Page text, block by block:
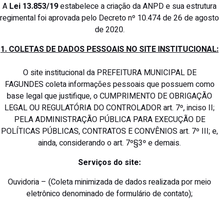
A Lei 13.853/19estabelece a criação da ANPD e sua estrutura
regimental foi aprovada pelo Decreto nº 10.474 de 26 de agosto
de 2020.
1. COLETAS DE DADOS PESSOAIS NO SITE INSTITUCIONAL:
O site institucional da PREFEITURA MUNICIPAL DE
FAGUNDES coleta informações pessoais que possuem como
base legal que justifique, o CUMPRIMENTO DE OBRIGAÇÃO
LEGAL OU REGULATÓRIA DO CONTROLADOR art. 7º, inciso II;
PELA ADMINISTRAÇÃO PÚBLICA PARA EXECUÇÃO DE
POLÍTICAS PÚBLICAS, CONTRATOS E CONVÊNIOS art. 7º III; e,
ainda, considerando o art. 7º§3º e demais.
Serviços do site:
Ouvidoria – (Coleta minimizada de dados realizada por meio
eletrônico denominado de formulário de contato);